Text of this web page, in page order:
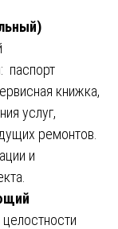
паспорт
книжка,
услуг,
ремонтов.
и